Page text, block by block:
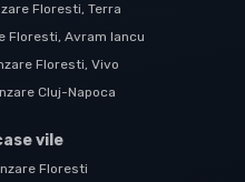
Floresti, Terra
Floresti, Avram Iancu
Floresti, Vivo
Cluj-Napoca
vile
Floresti